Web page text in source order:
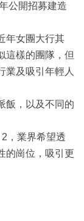
公開招募建造
年女團大行其
這樣的團隊，但
業及吸引年輕人
飯，以及不同的
，業界希望透
的崗位，吸引更